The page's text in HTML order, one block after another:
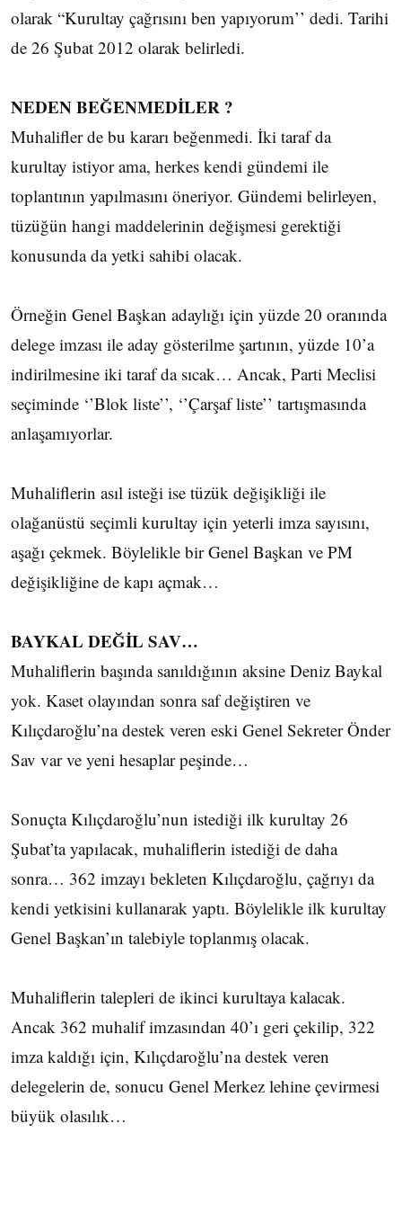
olarak “Kurultay çağrısını ben yapıyorum’’ dedi. Tarihi
de 26 Şubat 2012 olarak belirledi.
NEDEN BEĞENMEDİLER ?
Muhalifler de bu kararı beğenmedi. İki taraf da
kurultay istiyor ama, herkes kendi gündemi ile
toplantının yapılmasını öneriyor. Gündemi belirleyen,
tüzüğün hangi maddelerinin değişmesi gerektiği
konusunda da yetki sahibi olacak.
Örneğin Genel Başkan adaylığı için yüzde 20 oranında
delege imzası ile aday gösterilme şartının, yüzde 10’a
indirilmesine iki taraf da sıcak… Ancak, Parti Meclisi
seçiminde ‘’Blok liste’’, ‘’Çarşaf liste’’ tartışmasında
anlaşamıyorlar.
Muhaliflerin asıl isteği ise tüzük değişikliği ile
olağanüstü seçimli kurultay için yeterli imza sayısını,
aşağı çekmek. Böylelikle bir Genel Başkan ve PM
değişikliğine de kapı açmak…
BAYKAL DEĞİL SAV…
Muhaliflerin başında sanıldığının aksine Deniz Baykal
yok. Kaset olayından sonra saf değiştiren ve
Kılıçdaroğlu’na destek veren eski Genel Sekreter Önder
Sav var ve yeni hesaplar peşinde…
Sonuçta Kılıçdaroğlu’nun istediği ilk kurultay 26
Şubat’ta yapılacak, muhaliflerin istediği de daha
sonra… 362 imzayı bekleten Kılıçdaroğlu, çağrıyı da
kendi yetkisini kullanarak yaptı. Böylelikle ilk kurultay
Genel Başkan’ın talebiyle toplanmış olacak.
Muhaliflerin talepleri de ikinci kurultaya kalacak.
Ancak 362 muhalif imzasından 40’ı geri çekilip, 322
imza kaldığı için, Kılıçdaroğlu’na destek veren
delegelerin de, sonucu Genel Merkez lehine çevirmesi
büyük olasılık…